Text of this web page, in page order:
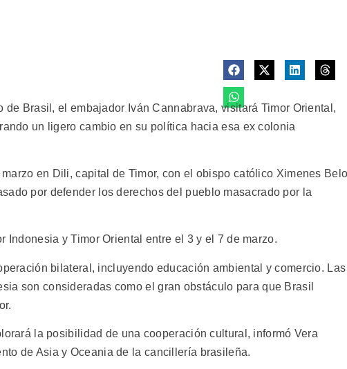
de Brasil, el embajador Iván Cannabrava, visitará Timor Oriental,
un ligero cambio en su política hacia esa ex colonia
en Dili, capital de Timor, con el obispo católico Ximenes
por defender los derechos del pueblo masacrado por la
Indonesia y Timor Oriental entre el 3 y el 7 de marzo.
bilateral, incluyendo educación ambiental y comercio. Las
son consideradas como el gran obstáculo para que Brasil
la posibilidad de una cooperación cultural, informó Vera
de Asia y Oceania de la cancillería brasileña.